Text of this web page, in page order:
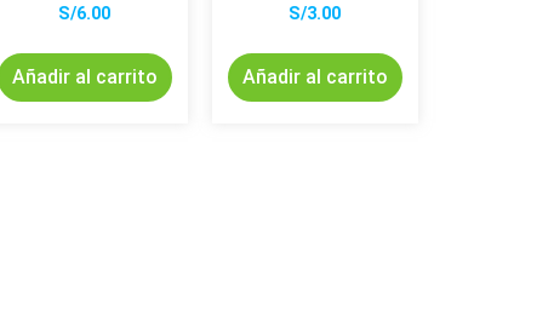
S/6.00
Añadir al carrito
S/3.00
Añadir al carrito